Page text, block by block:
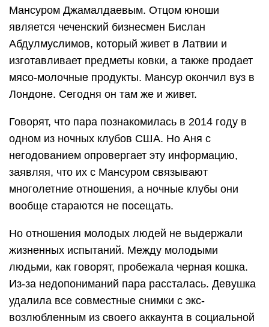
Мансуром Джамалдаевым. Отцом юноши
является чеченский бизнесмен Бислан
Абдулмуслимов, который живет в Латвии и
изготавливает предметы ковки, а также продает
мясо-молочные продукты. Мансур окончил вуз в
Лондоне. Сегодня он там же и живет.
Говорят, что пара познакомилась в 2014 году в
одном из ночных клубов США. Но Аня с
негодованием опровергает эту информацию,
заявляя, что их с Мансуром связывают
многолетние отношения, а ночные клубы они
вообще стараются не посещать.
Но отношения молодых людей не выдержали
жизненных испытаний. Между молодыми
людьми, как говорят, пробежала черная кошка.
Из-за недопониманий пара рассталась. Девушка
удалила все совместные снимки с экс-
возлюбленным из своего аккаунта в социальной